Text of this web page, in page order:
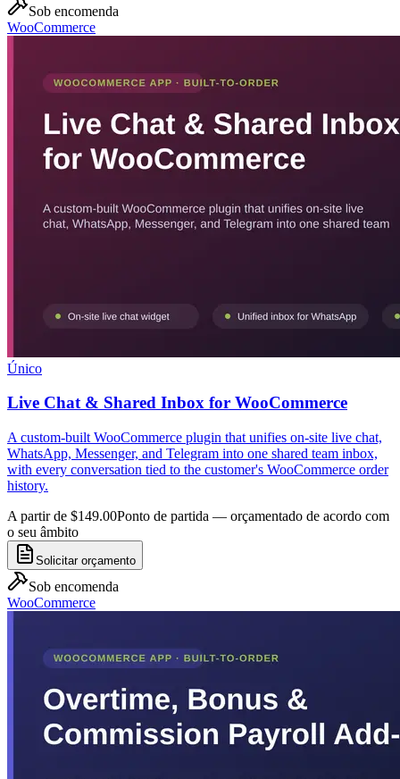
Sob encomenda
WooCommerce
Único
Live Chat & Shared Inbox for WooCommerce
A custom-built WooCommerce plugin that unifies on-site live chat,
WhatsApp, Messenger, and Telegram into one shared team inbox,
with every conversation tied to the customer's WooCommerce order
history.
A partir de $149.00Ponto de partida — orçamentado de acordo com
o seu âmbito
Solicitar orçamento
Sob encomenda
WooCommerce